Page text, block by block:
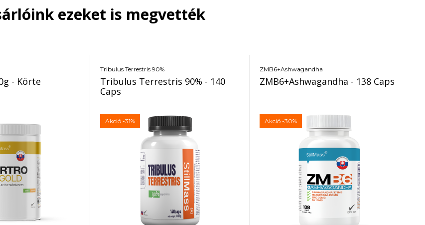
ezeket is megvették
- Körte
Tribulus Terrestris 90%
Tribulus Terrestris 90% - 140
Caps
Akció -31%
ZMB6+Ashwagandha
ZMB6+Ashwagandha - 138 Caps
Akció -30%